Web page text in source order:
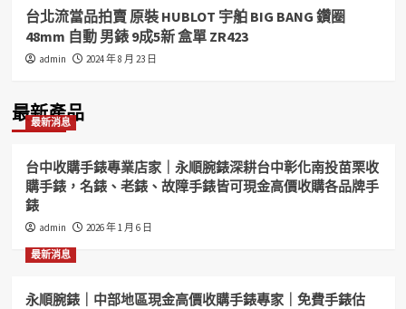
台北流當品拍賣 原裝 HUBLOT 宇舶 BIG BANG 鑽圈
48mm 自動 男錶 9成5新 盒單 ZR423
admin 2024 年 8 月 23 日
最新產品
最新消息
台中收購手錶專業店家｜永順腕錶深耕台中彰化南投苗栗收
購手錶，名錶、老錶、故障手錶皆可現金高價收購各品牌手
錶
admin 2026 年 1 月 6 日
最新消息
永順腕錶｜中部地區現金高價收購手錶專家｜免費手錶估